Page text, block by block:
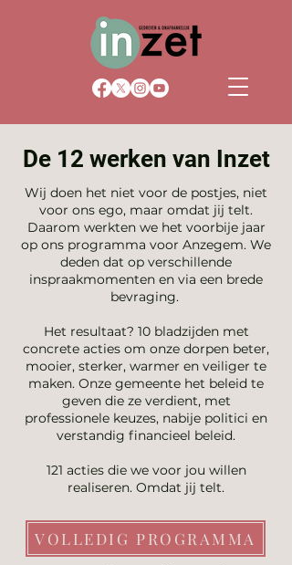
De 12 werken van Inzet
Wij doen het niet voor de postjes, niet
voor ons ego, maar omdat jij telt.
Daarom werkten we het voorbije jaar
op ons programma voor Anzegem. We
deden dat op verschillende
inspraakmomenten en via een brede
bevraging.
Het resultaat? 10 bladzijden met
concrete acties om onze dorpen beter,
mooier, sterker, warmer en veiliger te
maken. Onze gemeente het beleid te
geven die ze verdient, met
professionele keuzes, nabije politici en
verstandig financieel beleid.
121 acties die we voor jou willen
realiseren. Omdat jij telt.
VOLLEDIG PROGRAMMA